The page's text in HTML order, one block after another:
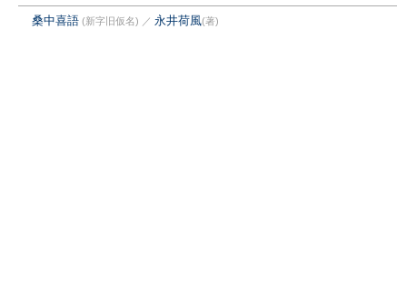
桑中喜語 (新字旧仮名) ／ 永井荷風(著)